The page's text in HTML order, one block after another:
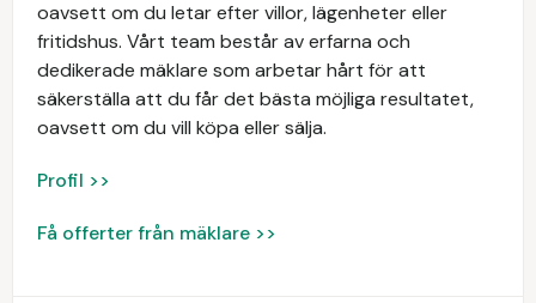
oavsett om du letar efter villor, lägenheter eller
fritidshus. Vårt team består av erfarna och
dedikerade mäklare som arbetar hårt för att
säkerställa att du får det bästa möjliga resultatet,
oavsett om du vill köpa eller sälja.
Profil >>
Få offerter från mäklare >>